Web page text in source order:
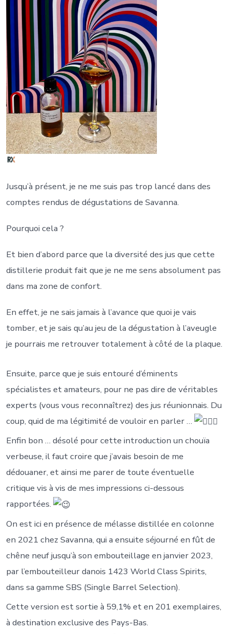
Jusqu’à présent, je ne me suis pas trop lancé dans des
comptes rendus de dégustations de Savanna.
Pourquoi cela ?
Et bien d’abord parce que la diversité des jus que cette
distillerie produit fait que je ne me sens absolument pas
dans ma zone de confort.
En effet, je ne sais jamais à l’avance que quoi je vais
tomber, et je sais qu’au jeu de la dégustation à l’aveugle
je pourrais me retrouver totalement à côté de la plaque.
Ensuite, parce que je suis entouré d’éminents
spécialistes et amateurs, pour ne pas dire de véritables
experts (vous vous reconnaîtrez) des jus réunionnais. Du
coup, quid de ma légitimité de vouloir en parler …
Enfin bon … désolé pour cette introduction un chouïa
verbeuse, il faut croire que j’avais besoin de me
dédouaner, et ainsi me parer de toute éventuelle
critique vis à vis de mes impressions ci-dessous
rapportées.
On est ici en présence de mélasse distillée en colonne
en 2021 chez Savanna, qui a ensuite séjourné en fût de
chêne neuf jusqu’à son embouteillage en janvier 2023,
par l’embouteilleur danois 1423 World Class Spirits,
dans sa gamme SBS (Single Barrel Selection).
Cette version est sortie à 59,1% et en 201 exemplaires,
à destination exclusive des Pays-Bas.